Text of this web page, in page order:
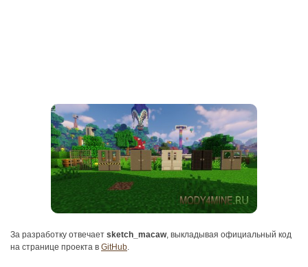
За разработку отвечает sketch_macaw, выкладывая официальный код
на странице проекта в GitHub